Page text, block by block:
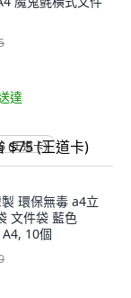
達
(王道卡)
環保無毒 a4立
文件袋 藍色
10個